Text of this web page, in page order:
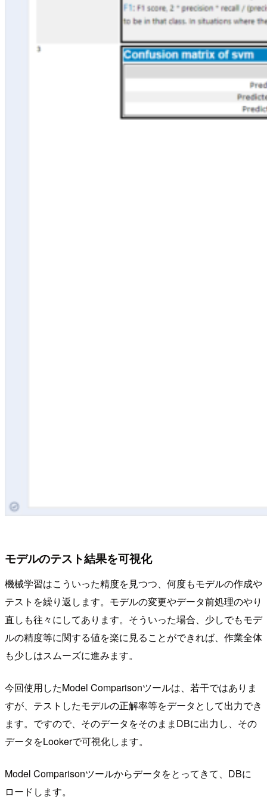
モデルのテスト結果を可視化
機械学習はこういった精度を見つつ、何度もモデルの作成や
テストを繰り返します。モデルの変更やデータ前処理のやり
直しも往々にしてあります。そういった場合、少しでもモデ
ルの精度等に関する値を楽に見ることができれば、作業全体
も少しはスムーズに進みます。
今回使用したModel Comparisonツールは、若干ではありま
すが、テストしたモデルの正解率等をデータとして出力でき
ます。ですので、そのデータをそのままDBに出力し、その
データをLookerで可視化します。
Model Comparisonツールからデータをとってきて、DBに
ロードします。